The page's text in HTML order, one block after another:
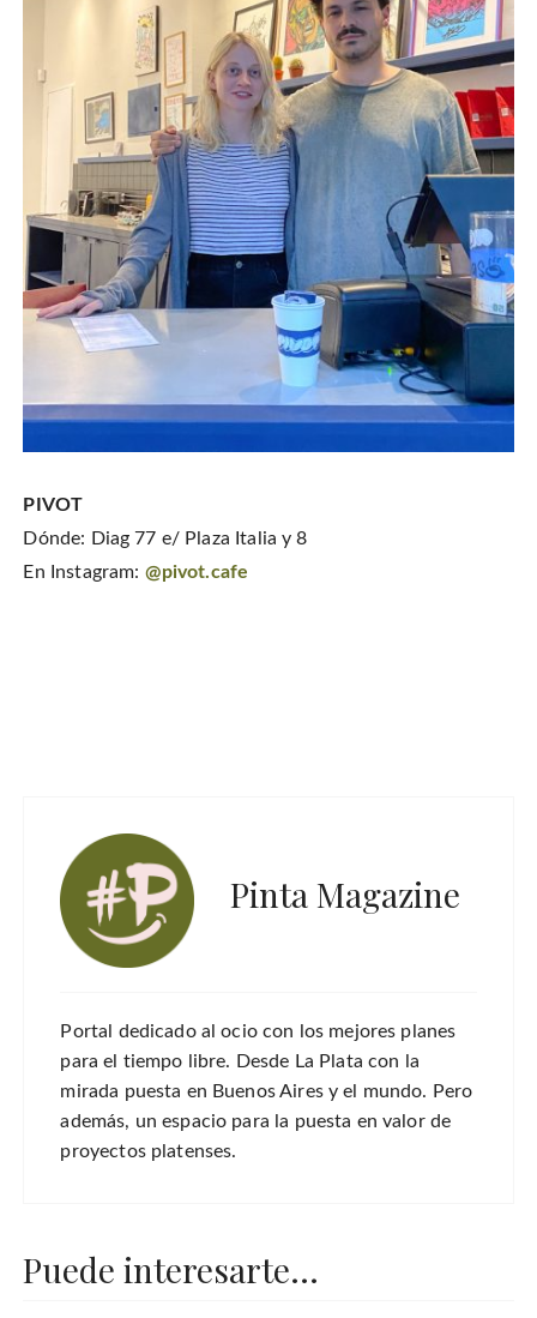
PIVOT
Dónde: Diag 77 e/ Plaza Italia y 8
En Instagram: @pivot.cafe
Pinta Magazine
Portal dedicado al ocio con los mejores planes
para el tiempo libre. Desde La Plata con la
mirada puesta en Buenos Aires y el mundo. Pero
además, un espacio para la puesta en valor de
proyectos platenses.
Puede interesarte...